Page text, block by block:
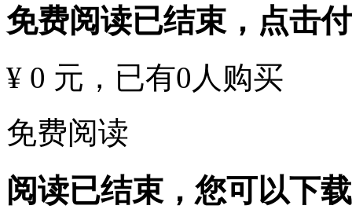
免费阅读已结束，点击
¥ 0 元 ，已有0 人购买
免费阅读
阅读已结束，您可以下